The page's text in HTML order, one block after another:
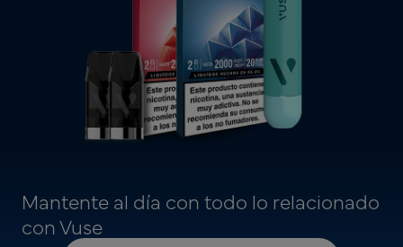
Mantente al día con todo lo relacionado
con Vuse